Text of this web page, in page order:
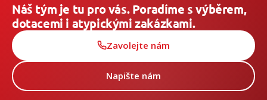
Náš tým je tu pro vás. Poradíme s výběrem,
dotacemi i atypickými zakázkami.
Zavolejte nám
Napište nám